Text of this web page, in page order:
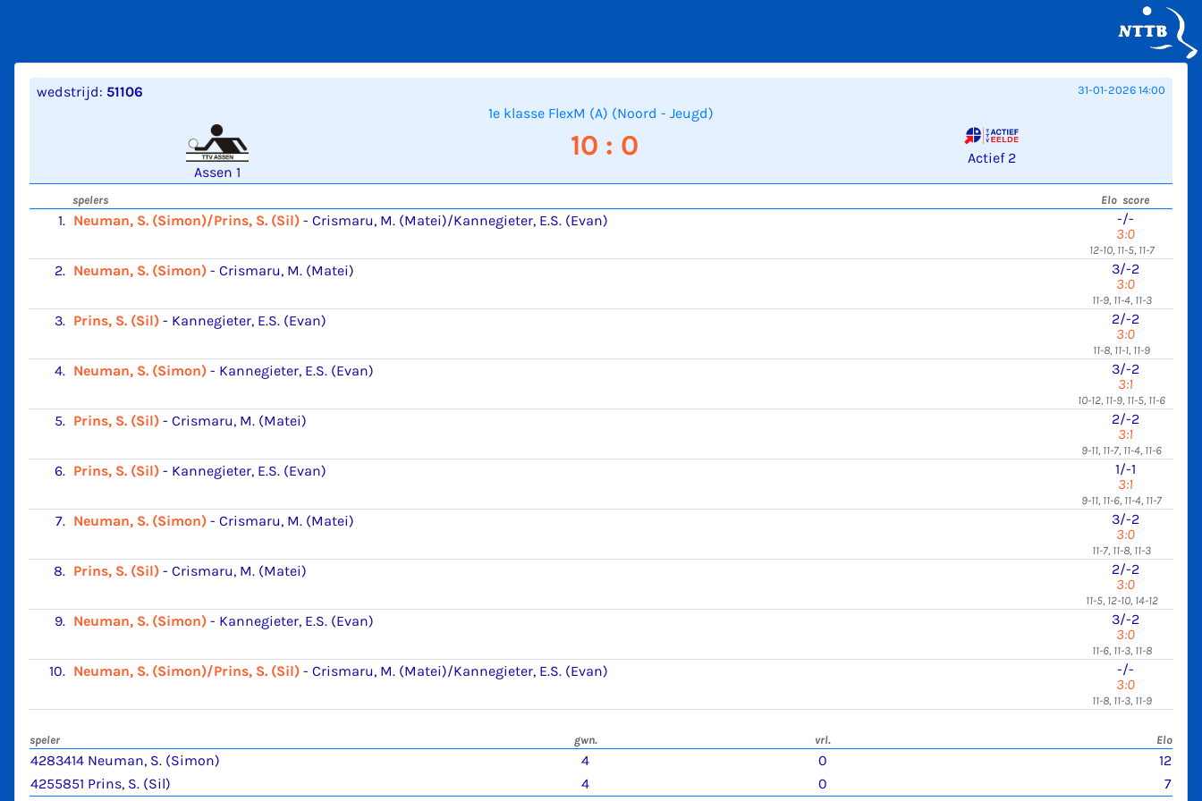
wedstrijd: 51106 31-01-2026 14:00
1e klasse FlexM (A) (Noord - Jeugd)
Assen 1
10 : 0 Actief 2
spelers Elo score
1. Neuman, S. (Simon)/Prins, S. (Sil) - Crismaru, M. (Matei)/Kannegieter, E.S. (Evan)
-/-
3:0
12-10, 11-5, 11-7
2. Neuman, S. (Simon) - Crismaru, M. (Matei)
3/-2
3:0
11-9, 11-4, 11-3
3. Prins, S. (Sil) - Kannegieter, E.S. (Evan)
2/-2
3:0
11-8, 11-1, 11-9
4. Neuman, S. (Simon) - Kannegieter, E.S. (Evan)
3/-2
3:1
10-12, 11-9, 11-5, 11-6
5. Prins, S. (Sil) - Crismaru, M. (Matei)
2/-2
3:1
9-11, 11-7, 11-4, 11-6
6. Prins, S. (Sil) - Kannegieter, E.S. (Evan)
1/-1
3:1
9-11, 11-6, 11-4, 11-7
7. Neuman, S. (Simon) - Crismaru, M. (Matei)
3/-2
3:0
11-7, 11-8, 11-3
8. Prins, S. (Sil) - Crismaru, M. (Matei)
2/-2
3:0
11-5, 12-10, 14-12
9. Neuman, S. (Simon) - Kannegieter, E.S. (Evan)
3/-2
3:0
11-6, 11-3, 11-8
10. Neuman, S. (Simon)/Prins, S. (Sil) - Crismaru, M. (Matei)/Kannegieter, E.S. (Evan)
-/-
3:0
11-8, 11-3, 11-9
speler gwn. vrl. Elo
4283414 Neuman, S. (Simon) 4 0
12
4255851 Prins, S. (Sil)
4 0
7